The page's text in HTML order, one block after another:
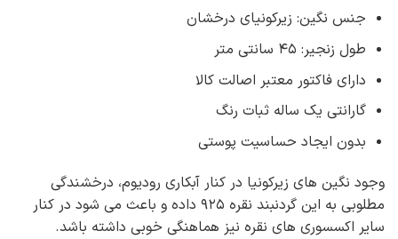
جنس نگین: زیرکونیای درخشان
طول زنجیر: ۴۵ سانتی متر
دارای فاکتور معتبر اصالت کالا
گارانتی یک ساله ثبات رنگ
بدون ایجاد حساسیت پوستی
وجود نگین های زیرکونیا در کنار آبکاری رودیوم، درخشندگی
مطلوبی به این گردنبند نقره ۹۲۵ داده و باعث می شود در کنار
سایر اکسسوری های نقره نیز هماهنگی خوبی داشته باشد.